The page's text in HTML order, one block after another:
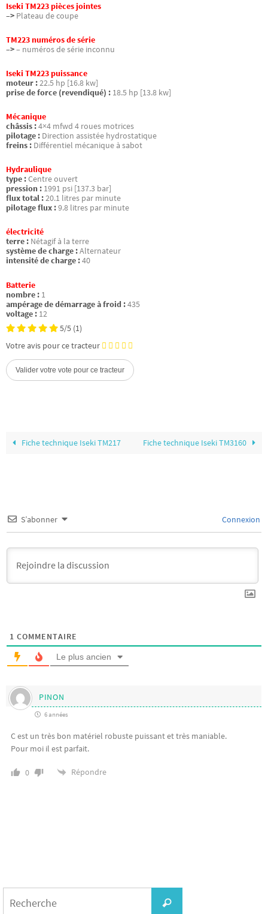
Iseki TM223 pièces jointes
–> Plateau de coupe
TM223 numéros de série
–>– numéros de série inconnu
Iseki TM223 puissance
moteur :22.5 hp [16.8 kw]
prise de force (revendiqué) : 18.5 hp [13.8 kw]
Mécanique
châssis :4×4 mfwd 4 roues motrices
pilotage : Direction assistée hydrostatique
freins : Différentiel mécanique à sabot
Hydraulique
type :Centre ouvert
pression : 1991 psi [137.3 bar]
flux total :20.1 litres par minute
pilotage flux :9.8 litres par minute
électricité
terre : Nétagif à la terre
système de charge :Alternateur
intensité de charge :40
Batterie
nombre : 1
ampérage de démarrage à froid :435
voltage : 12
5/5 (1)
Votre avis pour ce tracteur
Fiche technique Iseki TM217 Fiche technique Iseki TM3160
S’abonner Connexion
1 COMMENTAIRE
Le plus ancien
PINON
6 années
C est un très bon matériel robuste puissant et très maniable.
Pour moi il est parfait.
0 Répondre
Recherche